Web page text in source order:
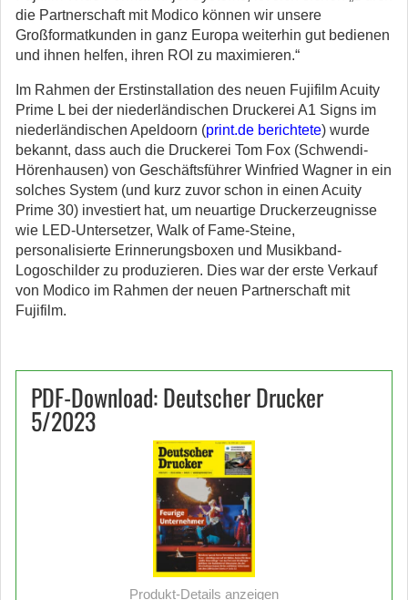
die Partnerschaft mit Modico können wir unsere
Großformatkunden in ganz Europa weiterhin gut bedienen
und ihnen helfen, ihren ROI zu maximieren.“
Im Rahmen der Erstinstallation des neuen Fujifilm Acuity
Prime L bei der niederländischen Druckerei A1 Signs im
niederländischen Apeldoorn (print.de berichtete) wurde
bekannt, dass auch die Druckerei Tom Fox (Schwendi-
Hörenhausen) von Geschäftsführer Winfried Wagner in ein
solches System (und kurz zuvor schon in einen Acuity
Prime 30) investiert hat, um neuartige Druckerzeugnisse
wie LED-Untersetzer, Walk of Fame-Steine,
personalisierte Erinnerungsboxen und Musikband-
Logoschilder zu produzieren. Dies war der erste Verkauf
von Modico im Rahmen der neuen Partnerschaft mit
Fujifilm.
PDF-Download: Deutscher Drucker
5/2023
Produkt-Details anzeigen